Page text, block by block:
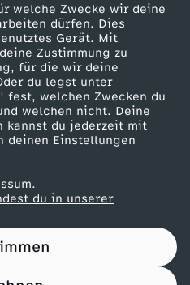
welche Zwecke wir deine
dürfen. Dies
Gerät. Mit
Zustimmung zu
für die wir deine
du legst unter
welchen Zwecken du
welchen nicht. Deine
kannst du jederzeit mit
deinen Einstellungen
du in unserer